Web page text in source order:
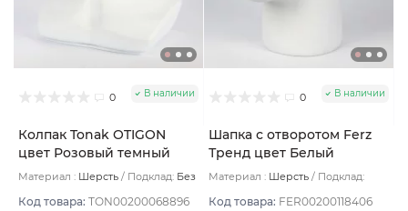
0 В наличии
Колпак Tonak OTIGON
цвет Розовый темный
Материал : Шерсть Подклад: Без
Код товара: TON00200068896
0 В наличии
Шапка с отворотом Ferz
Тренд цвет Белый
Материал : Шерсть
Подклад:
Код товара: FER00200118406